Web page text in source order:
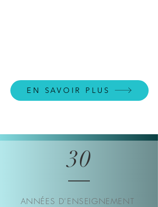
EN SAVOIR PLUS
30
ANNÉES D'ENSEIGNEMENT